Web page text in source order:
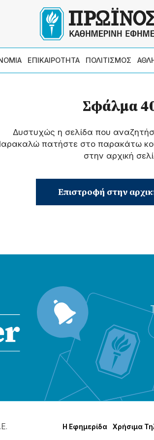
ΕΠΙΚΑΙΡΟΤΗΤΑ ΠΟΛΙΤΙΣΜΟΣ
Σφάλμα
Δυστυχώς η σελίδα που
πατήστε στο παρακάτω
στην αρχική
Επιστροφή στην
Η Εφημερίδα Χρήσɩμα